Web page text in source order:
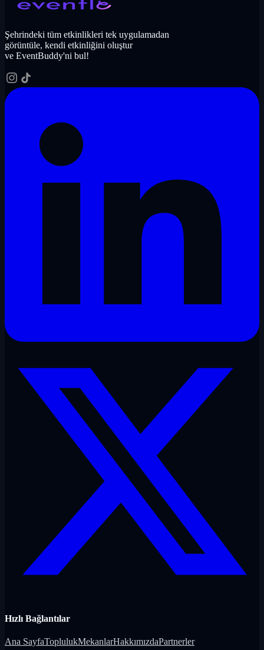
Şehrindeki tüm etkinlikleri tek uygulamadan
görüntüle, kendi etkinliğini oluştur
ve EventBuddy'ni bul!
Hızlı Bağlantılar
Ana SayfaToplulukMekanlarHakkımızdaPartnerler